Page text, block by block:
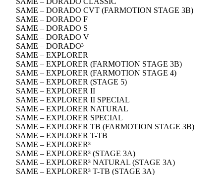
SAME – DORADO CVT (FARMOTION STAGE 3B)
SAME – DORADO F
SAME – DORADO S
SAME – DORADO V
SAME – DORADO³
SAME – EXPLORER
SAME – EXPLORER (FARMOTION STAGE 3B)
SAME – EXPLORER (FARMOTION STAGE 4)
SAME – EXPLORER (STAGE 5)
SAME – EXPLORER II
SAME – EXPLORER II SPECIAL
SAME – EXPLORER NATURAL
SAME – EXPLORER SPECIAL
SAME – EXPLORER TB (FARMOTION STAGE 3B)
SAME – EXPLORER T-TB
SAME – EXPLORER³
SAME – EXPLORER³ (STAGE 3A)
SAME – EXPLORER³ NATURAL (STAGE 3A)
SAME – EXPLORER³ T-TB (STAGE 3A)